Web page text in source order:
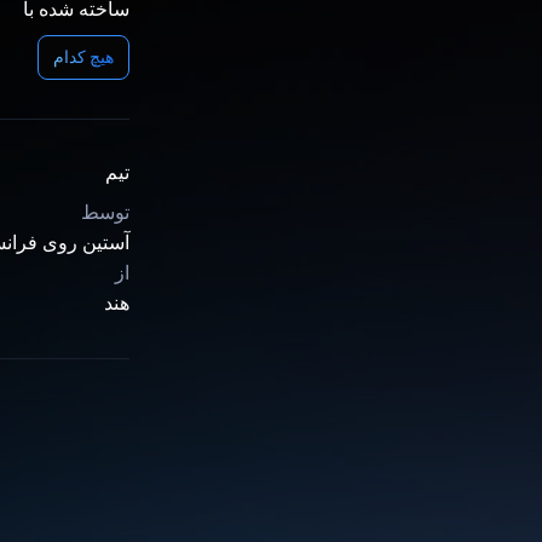
ساخته شده با
هیچ کدام
تیم
توسط
آستین روی
از
هند